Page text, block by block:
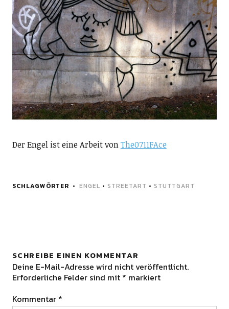
Der Engel ist eine Arbeit vonThe0711FAce
SCHLAGWÖRTER ENGEL • STREETART • STUTTGART
SCHREIBE EINEN KOMMENTAR
Deine E-Mail-Adresse wird nicht veröffentlicht.
Erforderliche Felder sind mit * markiert
Kommentar *